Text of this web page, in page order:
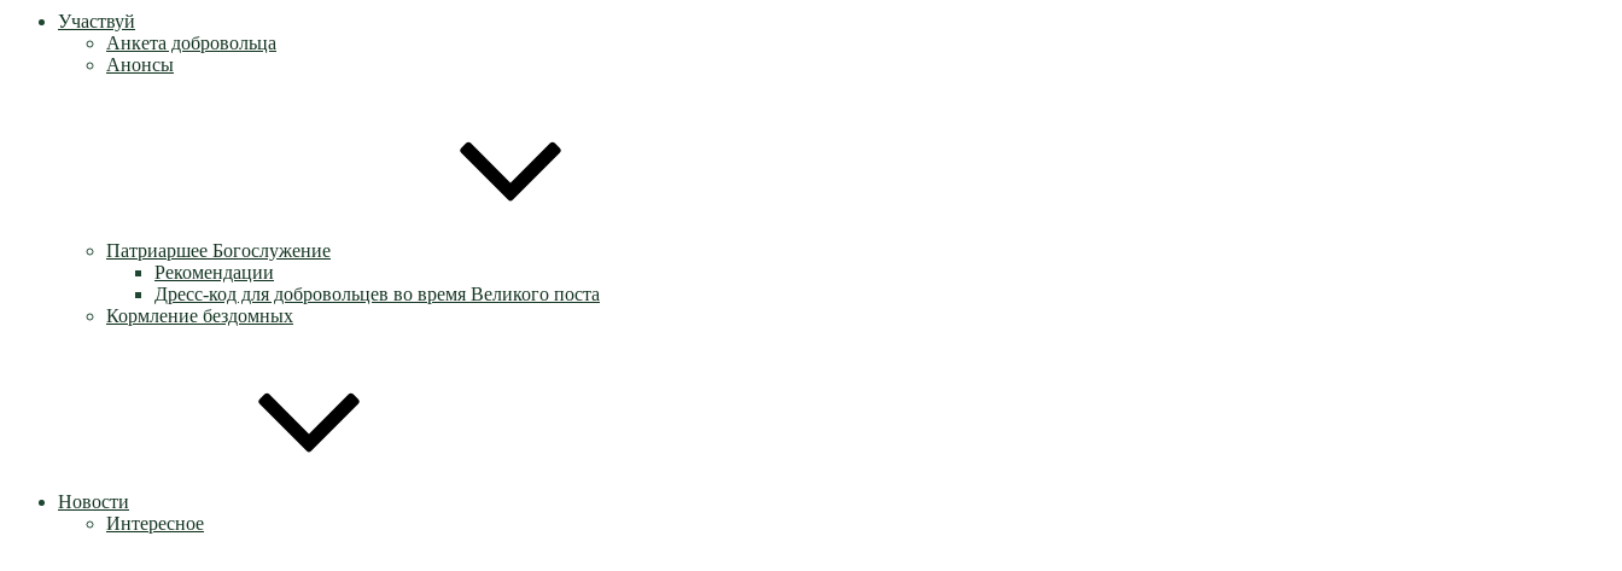
Участвуй
Анкета добровольца
Анонсы
Патриаршее Богослужение
Рекомендации
Дресс-код для добровольцев во время Великого поста
Кормление бездомных
Новости
Интересное